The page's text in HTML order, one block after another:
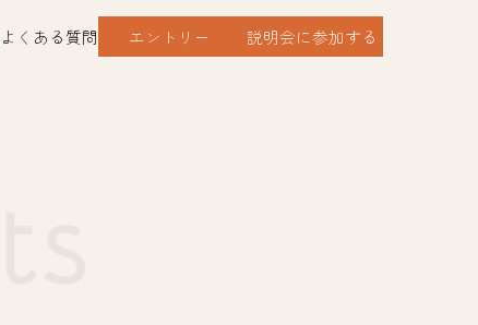
よくある質問 エントリー 説明会に参加する